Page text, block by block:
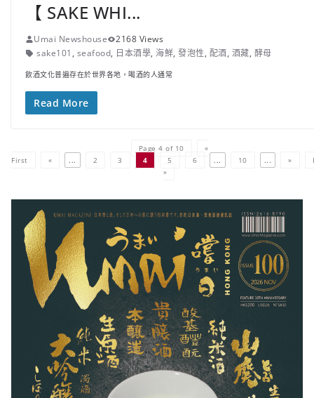
【 SAKE WHI...
Umai Newshouse
2168 Views
sake101 , seafood, 日本酒學, 海鮮, 發泡性, 配酒, 酒藏, 酵母
飲酒文化普遍存在於世界各地，喝酒的人通常
Read More
Page 4 of 10
«
First
« ... 2 3 4 5 6 ... 10 ... »
»